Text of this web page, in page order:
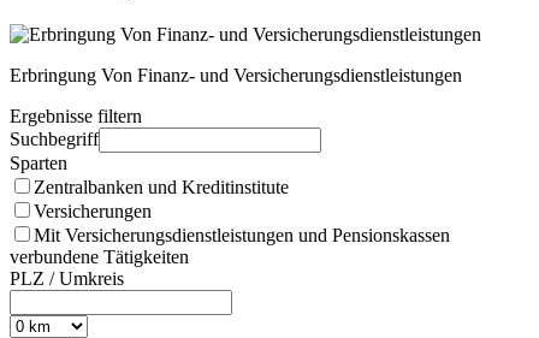
Erbringung Von Finanz- und Versicherungsdienstleistungen
Ergebnisse filtern
Suchbegriff
Sparten
Zentralbanken und Kreditinstitute
Versicherungen
Mit Versicherungsdienstleistungen und Pensionskassen
verbundene Tätigkeiten
PLZ / Umkreis